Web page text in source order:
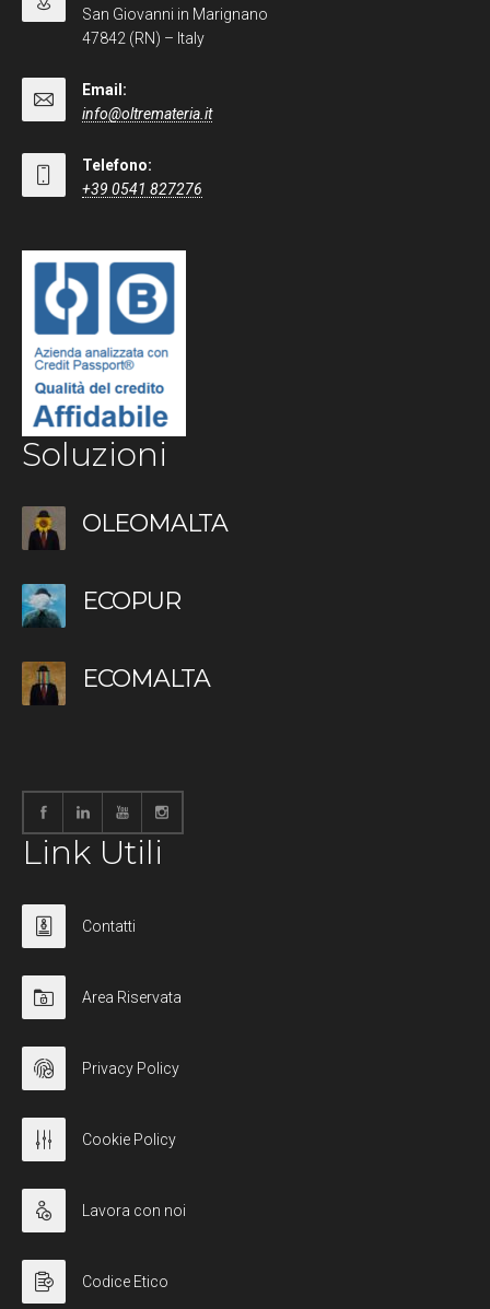
San Giovanni in Marignano
47842 (RN) – Italy
Email:
info@oltremateria.it
Telefono:
+39 0541 827276
Soluzioni
OLEOMALTA
ECOPUR
ECOMALTA
Link Utili
Contatti
Area Riservata
Privacy Policy
Cookie Policy
Lavora con noi
Codice Etico